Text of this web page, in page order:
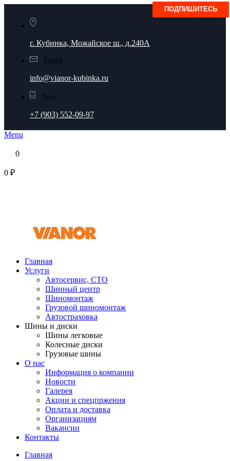
г. Кубинка, Можайское ш., д.240А
Email
info@vianor-kubinka.ru
Тел.
+7 (903) 552-09-97
Menu
0
0 ₽
Главная
Услуги
Автосервис, СТО
Шинный центр
Шиномонтаж
Грузовой шиномонтаж
Автостраховка
Шины и диски
Шины легковые
Колесные диски
Грузовые шины
О нас
Информация о компании
Новости
Галерея
Акции и спецпржения
Оплата и доставка
Организациям
Вакансии
Контакты
Главная